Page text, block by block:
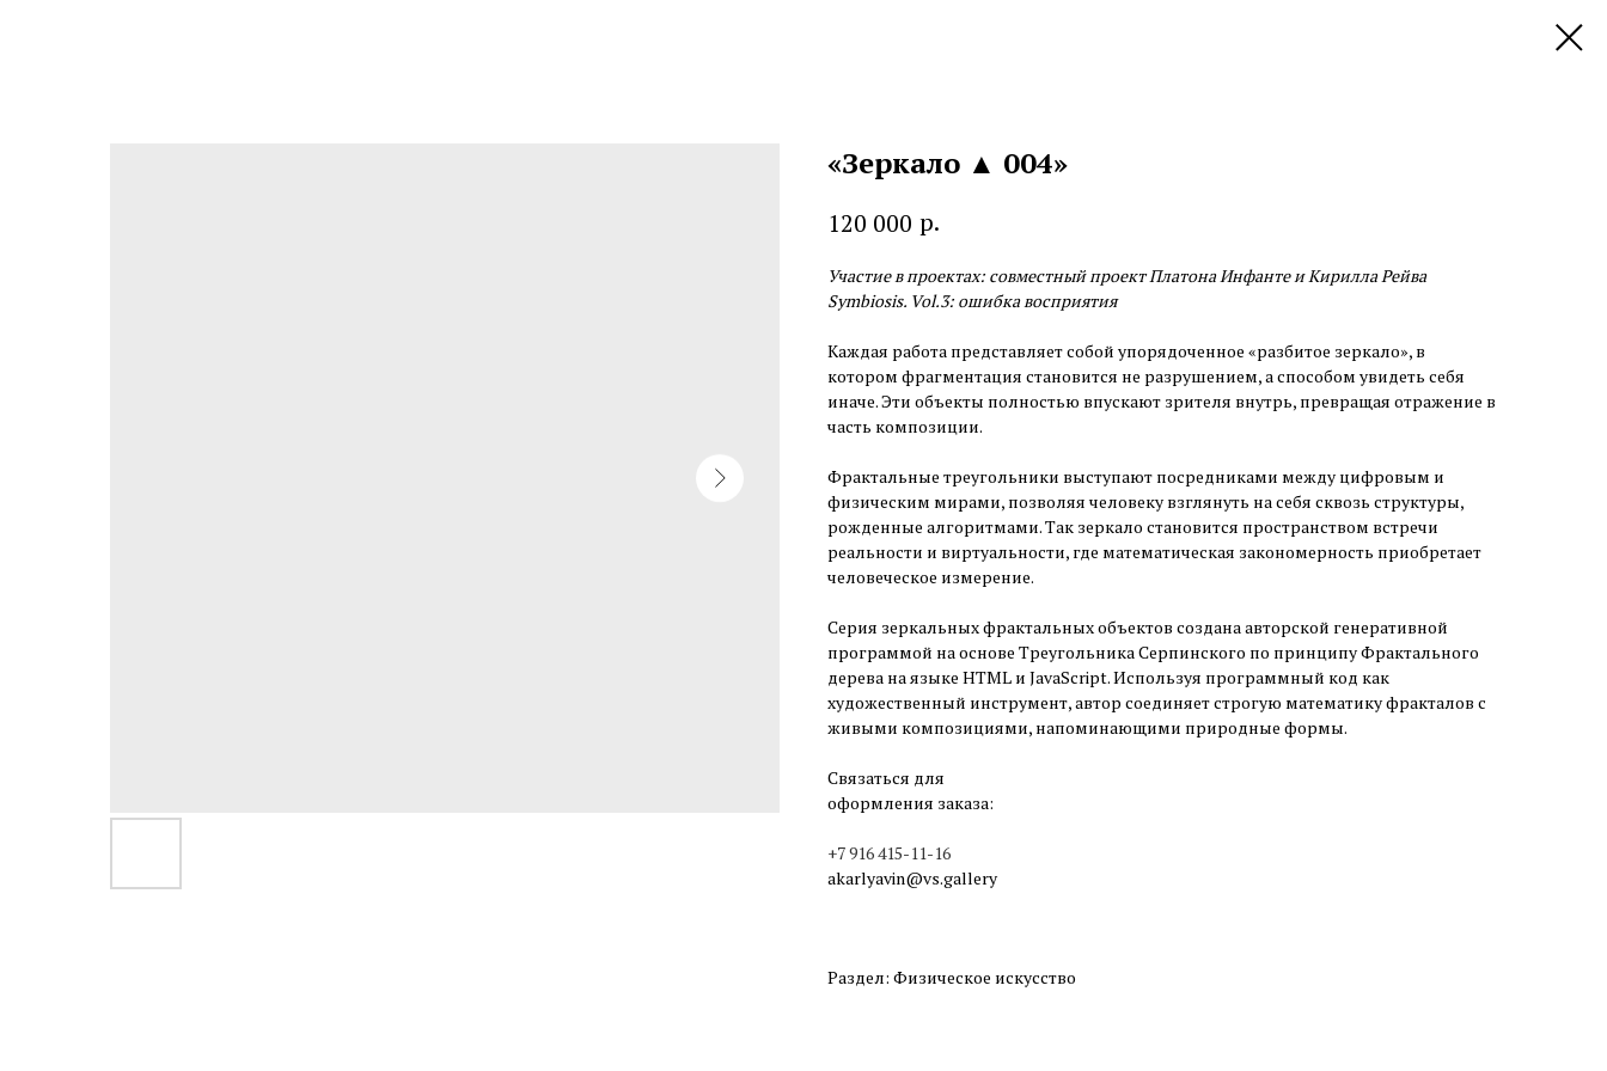
«Зеркало ▲ 004»
120 000 р.
Участие в проектах: совместный проект Платона Инфанте и Кирилла Рейва
Symbiosis. Vol.3: ошибка восприятия
Каждая работа представляет собой упорядоченное «разбитое зеркало», в
котором фрагментация становится не разрушением, а способом увидеть себя
иначе. Эти объекты полностью впускают зрителя внутрь, превращая отражение в
часть композиции.
Фрактальные треугольники выступают посредниками между цифровым и
физическим мирами, позволяя человеку взглянуть на себя сквозь структуры,
рожденные алгоритмами. Так зеркало становится пространством встречи
реальности и виртуальности, где математическая закономерность приобретает
человеческое измерение.
Серия зеркальных фрактальных объектов создана авторской генеративной
программой на основе Треугольника Серпинского по принципу Фрактального
дерева на языке HTML и JavaScript. Используя программный код как
художественный инструмент, автор соединяет строгую математику фракталов с
живыми композициями, напоминающими природные формы.
Связаться для
оформления заказа:
+7 916 415-11-16
akarlyavin@vs.gallery
Раздел: Физическое искусство